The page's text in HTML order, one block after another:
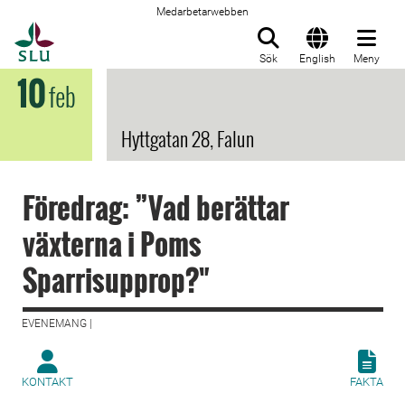
Medarbetarwebben
Sök English Meny
10feb
Hyttgatan 28, Falun
Föredrag: ”Vad berättar
växterna i Poms
Sparrisupprop?"
EVENEMANG |
KONTAKT FAKTA